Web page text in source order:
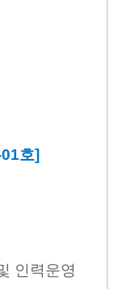
호]
인력운영